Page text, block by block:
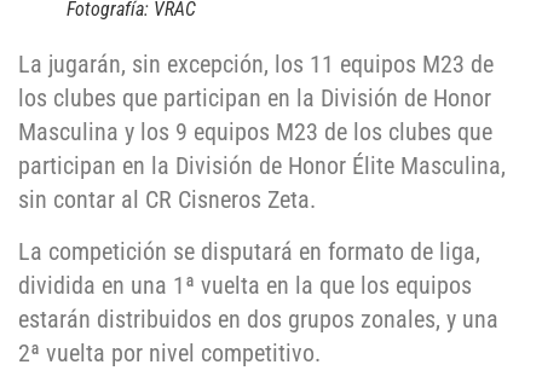
Fotografía: VRAC
La jugarán, sin excepción, los 11 equipos M23 de
los clubes que participan en la División de Honor
Masculina y los 9 equipos M23 de los clubes que
participan en la División de Honor Élite Masculina,
sin contar al CR Cisneros Zeta.
La competición se disputará en formato de liga,
dividida en una 1ª vuelta en la que los equipos
estarán distribuidos en dos grupos zonales, y una
2ª vuelta por nivel competitivo.